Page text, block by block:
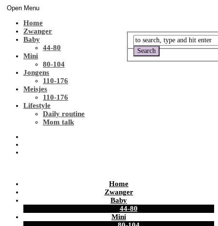
Open Menu
Home
Zwanger
Baby
44-80
Mini
80-104
Jongens
110-176
Meisjes
110-176
Lifestyle
Daily routine
Mom talk
Home
Zwanger
Baby
44-80
Mini